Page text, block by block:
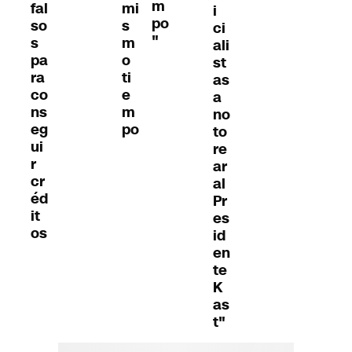
fal
so
s
pa
ra
co
ns
eg
ui
r
cr
éd
it
os
mi
s
m
o
ti
e
m
po
m
po
"
i
ci
ali
st
as
a
no
to
re
ar
al
Pr
es
id
en
te
K
as
t"